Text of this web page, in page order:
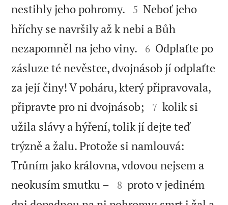
nestihly jeho pohromy. 

5 Neboť jeho
hříchy se navršily až k nebi a Bůh
nezapomněl na jeho viny. 

6 Odplaťte po
zásluze té nevěstce, dvojnásob jí odplaťte
za její činy! V poháru, který připravovala,
připravte pro ni dvojnásob;


7 kolik si
užila slávy a hýření, tolik jí dejte teď
trýzně a žalu. Protože si namlouvá:
Trůním jako královna, vdovou nejsem a
neokusím smutku – 

8 proto v jediném